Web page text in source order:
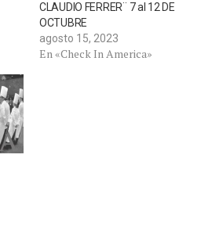
CLAUDIO FERRER¨ 7 al 12 DE
OCTUBRE
agosto 15, 2023
En «Check In America»